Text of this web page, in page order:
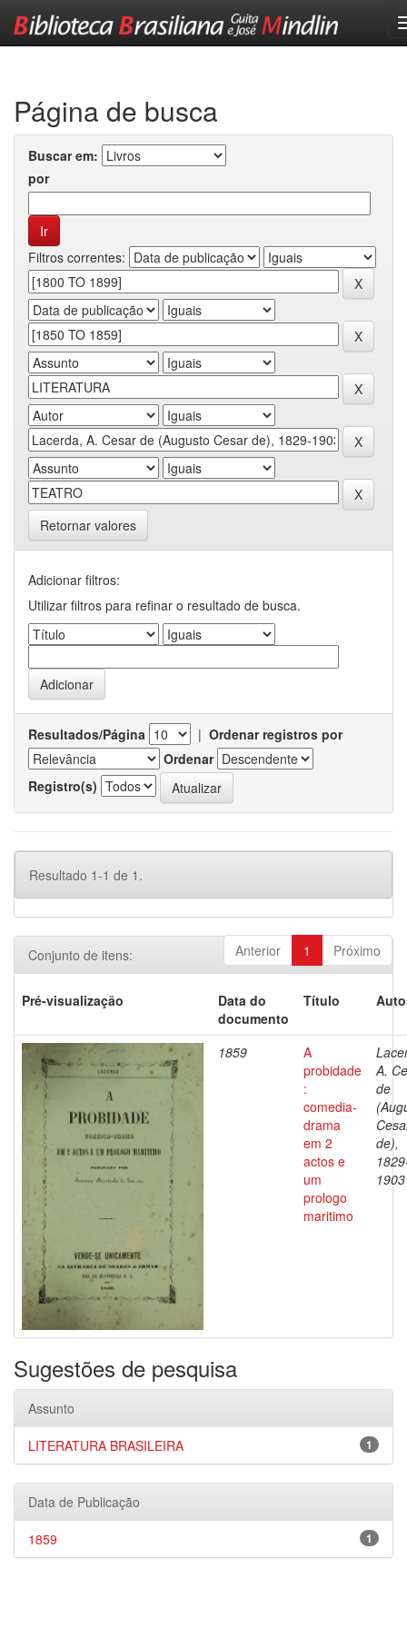
Página de busca
Buscar em:
por
Filtros correntes:
Retornar valores
Adicionar filtros:
Utilizar filtros para refinar o resultado de busca.
Resultados/Página | Ordenar registros por
Ordenar
Registro(s)
Resultado 1-1 de 1.
Anterior 1 Próximo
Conjunto de itens:
Pré-visualização
Data do
documento
Título
1859
A
probidade
:
comedia-
drama
em 2
actos e
um
prologo
maritimo
A.
de
de),
1903
Sugestões de pesquisa
Assunto
1
LITERATURA BRASILEIRA
Data de Publicação
1
1859